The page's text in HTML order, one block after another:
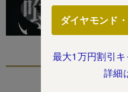
ダイヤモンド
最大1万円割引キ
詳細
あなた